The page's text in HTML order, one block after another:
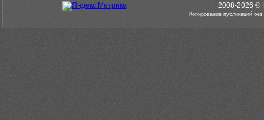
2008-2026 ©
Копирование публикаций